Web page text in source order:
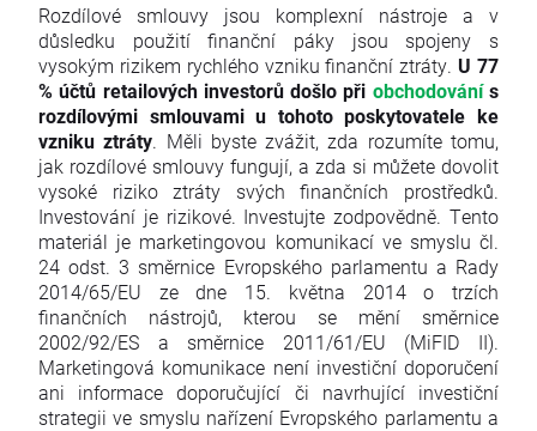
Rozdílové smlouvy jsou komplexní nástroje a v
důsledku použití finanční páky jsou spojeny s
vysokým rizikem rychlého vzniku finanční ztráty. U 77
% účtů retailových investorů došlo při obchodovánís
rozdílovými smlouvami u tohoto poskytovatele ke
vzniku ztráty. Měli byste zvážit, zda rozumíte tomu,
jak rozdílové smlouvy fungují, a zda si můžete dovolit
vysoké riziko ztráty svých finančních prostředků.
Investování je rizikové. Investujte zodpovědně. Tento
materiál je marketingovou komunikací ve smyslu čl.
24 odst. 3 směrnice Evropského parlamentu a Rady
2014/65/EU ze dne 15. května 2014 o trzích
finančních nástrojů, kterou se mění směrnice
2002/92/ES a směrnice 2011/61/EU (MiFID II).
Marketingová komunikace není investiční doporučení
ani informace doporučující či navrhující investiční
strategii ve smyslu nařízení Evropského parlamentu a